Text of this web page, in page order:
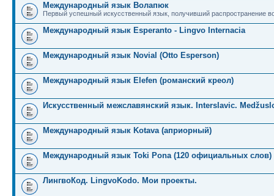
Международный язык Волапюк
Первый успешный искусственный язык, получивший распространение
Международный язык Esperanto - Lingvo Internacia
Международный язык Novial (Otto Esperson)
Международный язык Elefen (романский креол)
Искусственный межславянский язык. Interslavic.
Международный язык Kotava (априорный)
Международный язык Toki Pona (120 официальных слов)
ЛингвоКод. LingvoKodo. Мои проекты.